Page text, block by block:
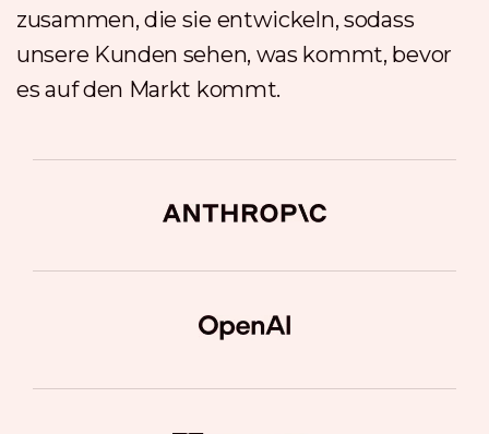
zusammen, die sie entwickeln, sodass
unsere Kunden sehen, was kommt, bevor
es auf den Markt kommt.